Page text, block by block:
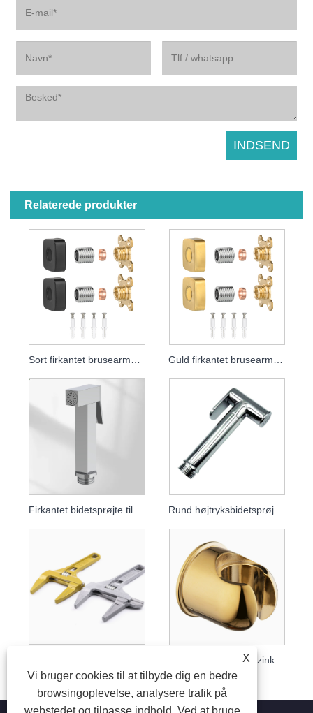
Relaterede produkter
Sort firkantet brusearmaturplade Guld firkantet brusearmaturplade
Firkantet bidetsprøjte til toilet, håndholdt badeværelsesbrusesprøjte til toiletrengøring
X
Vi bruger cookies til at tilbyde dig en bedre
browsingoplevelse, analysere trafik på
webstedet og tilpasse indhold. Ved at bruge